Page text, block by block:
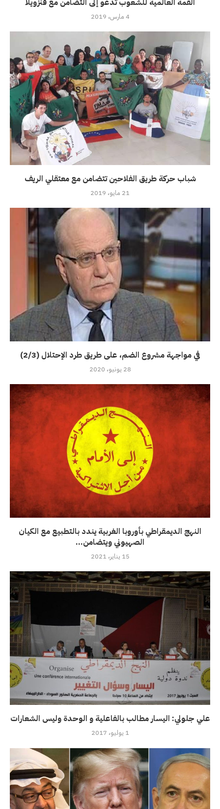
القمة العالمية للشعوب تدعو إلى التضامن مع فنزويلا
4 مارس، 2019
شباب حركة طريق الفلاحين تتضامن مع معتقلي الريف
21 مايو، 2019
في مواجهة مشروع الضم، على طريق طرد الإحتلال (2/3)
28 يونيو، 2020
النهج الديمقراطي بأوروبا الغربية يندد بالتطبيع مع الكيان
الصهيوني ويتضامن...
15 يناير، 2021
علي جلولي: اليسار مطالب بالفاعلية و الوحدة وليس الشعارات
1 يوليو، 2017